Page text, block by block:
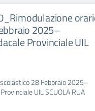
2025–
Provinciale UIL
28 Febbraio 2025–
UIL SCUOLA RUA